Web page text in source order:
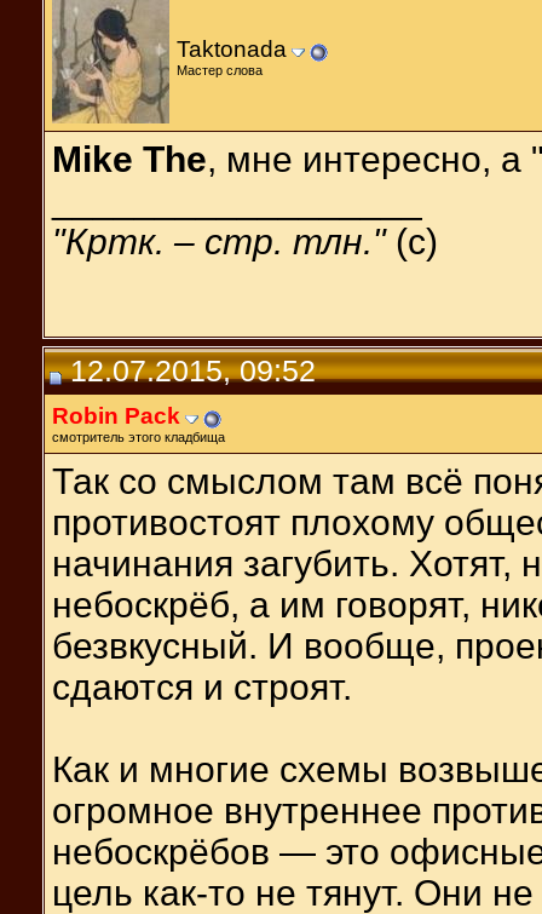
Taktonada
Мастер слова
Mike The, мне интересно, а
"Кртк. – стр. тлн."(c)
12.07.2015, 09:52
Robin Pack
смотритель этого кладбища
Так со смыслом там всё
противостоят плохому
начинания загубить. Хотят,
небоскрёб, а им говорят,
безвкусный. И вообще,
сдаются и строят.
Как и многие схемы
огромное внутреннее
небоскрёбов — это
цель как-то не тянут. Они